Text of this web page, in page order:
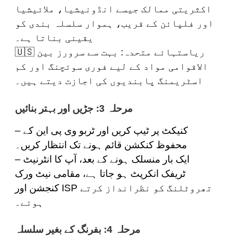
اکثریتی ممالک جیسے انڈونیشیا، ملائیشیا
اور فلپائن کے قریب، ہموار سلسلہ بندی کو
یقینی بناتا ہے۔
🇺🇸
ریاستہائے متحدہ : بہت سے سرورز بین
الاقوامی مواد کے لیے فوری سوئچنگ اور کم
اسٹریمنگ پابندیوں کی اجازت دیتے ہیں۔
مرحلہ 3: جڑیں اور بہتر بنائیں
– کنیکٹ پر ٹیپ کریں اور ٹربو وی پی این کے
محفوظ کنکشن قائم ہونے تک انتظار کریں۔
– ایک بار منسلک ہونے کے بعد، آپ کا انٹرنیٹ
ٹریفک انکرپٹ ہو جاتا ہے، مقامی نیٹ ورک
کنجشن اور ISP تھروٹلنگ کو نظرانداز کرتے
ہوئے۔
مرحلہ 4: بفرنگ کے بغیر سلسلہ